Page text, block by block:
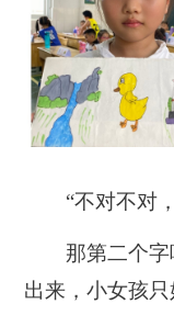
“不对不对，
那第二个字
出来，小女孩